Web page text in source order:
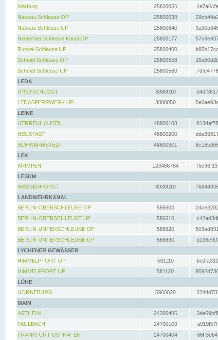
Marburg
25830056
Nassau Schleuse OP
25800638
Nassau Schleuse UP
25800640
Niederbiel Schleuse Kanal OP
25800177
Runkel Schleuse UP
25800400
Scheidt Schleuse OP
25800558
Scheidt Schleuse UP
25800560
LEDA
DREYSCHLOOT
3880010
LEDASPERRWERK UP
3880050
LEINE
HERRENHAUSEN
48800108
NEUSTADT
48800200
SCHWARMSTEDT
48800301
LEK
KRIMPEN
123456784
LESUM
WASSERHORST
4930010
LANDWEHRKANAL
BERLIN-OBERSCHLEUSE OP
586600
BERLIN-OBERSCHLEUSE UP
586610
BERLIN-UNTERSCHLEUSE OP
586620
BERLIN-UNTERSCHLEUSE UP
586630
LYCHENER GEWÄSSER
HIMMELPFORT OP
581110
HIMMELPFORT UP
581120
LÜHE
HORNEBURG
5960020
MAIN
ASTHEIM
24300406
FAULBACH
24700109
FRANKFURT OSTHAFEN
24700404